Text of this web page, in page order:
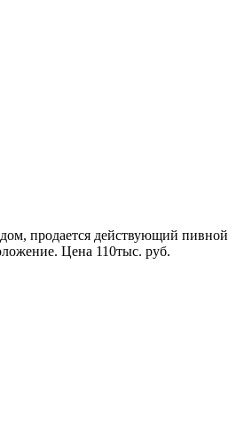
продается действующий пивной
Цена 110тыс. руб.